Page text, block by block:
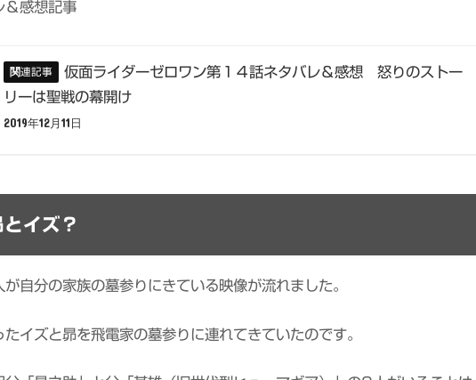
＆感想記事
仮面ライダーゼロワン第１４話ネタバレ＆感想 怒りのストー
リーは聖戦の幕開け
2019年12月11日
イズ？
自分の家族の墓参りにきている映像が流れました。
イズと昴を飛電家の墓参りに連れてきていたのです。